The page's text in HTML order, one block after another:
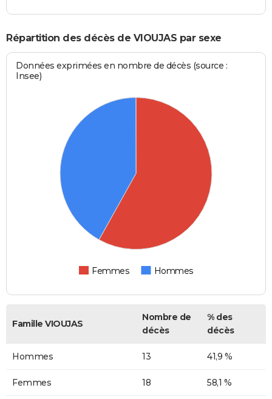
Répartition des décès de VIOUJAS par sexe
Données exprimées en nombre de décès (source :
Insee)
Femmes Hommes
Famille VIOUJAS
Nombre de
décès
% des
décès
Hommes 13 41,9 %
Femmes 18 58,1 %